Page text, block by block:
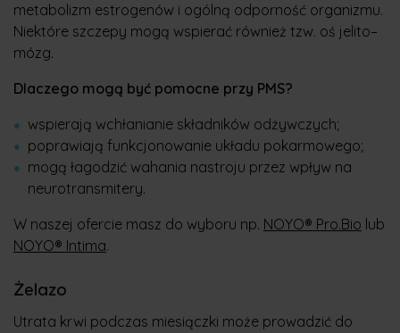
metabolizm estrogenów i ogólną odporność organizmu.
Niektóre szczepy mogą wspierać również tzw. oś jelito–
mózg.
Dlaczego mogą być pomocne przy PMS?
wspierają wchłanianie składników odżywczych;
poprawiają funkcjonowanie układu pokarmowego;
mogą łagodzić wahania nastroju przez wpływ na
neurotransmitery.
W naszej ofercie masz do wyboru np. NOYO® Pro.Bio lub
NOYO® Intima.
Żelazo
Utrata krwi podczas miesiączki może prowadzić do